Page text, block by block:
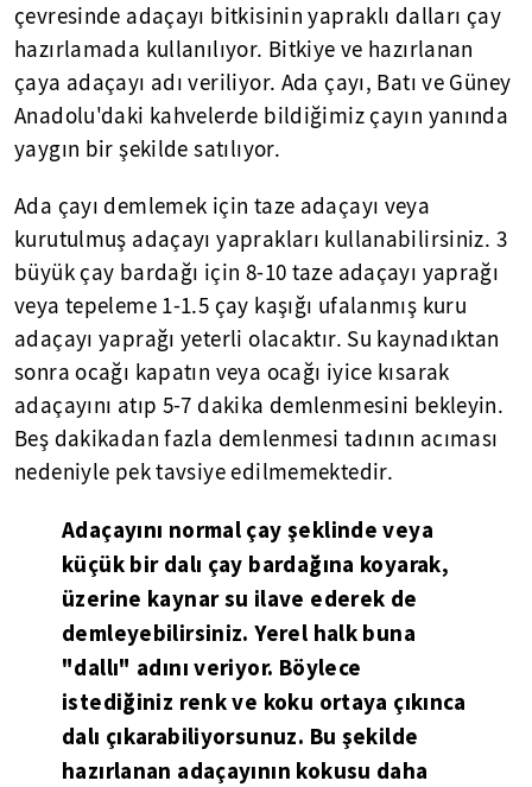
çevresinde adaçayı bitkisinin yapraklı dalları çay
hazırlamada kullanılıyor. Bitkiye ve hazırlanan
çaya adaçayı adı veriliyor. Ada çayı, Batı ve Güney
Anadolu'daki kahvelerde bildiğimiz çayın yanında
yaygın bir şekilde satılıyor.
Ada çayı demlemek için taze adaçayı veya
kurutulmuş adaçayı yaprakları kullanabilirsiniz. 3
büyük çay bardağı için 8-10 taze adaçayı yaprağı
veya tepeleme 1-1.5 çay kaşığı ufalanmış kuru
adaçayı yaprağı yeterli olacaktır. Su kaynadıktan
sonra ocağı kapatın veya ocağı iyice kısarak
adaçayını atıp 5-7 dakika demlenmesini bekleyin.
Beş dakikadan fazla demlenmesi tadının acıması
nedeniyle pek tavsiye edilmemektedir.
Adaçayını normal çay şeklinde veya
küçük bir dalı çay bardağına koyarak,
üzerine kaynar su ilave ederek de
demleyebilirsiniz. Yerel halk buna
"dallı" adını veriyor. Böylece
istediğiniz renk ve koku ortaya çıkınca
dalı çıkarabiliyorsunuz. Bu şekilde
hazırlanan adaçayının kokusu daha